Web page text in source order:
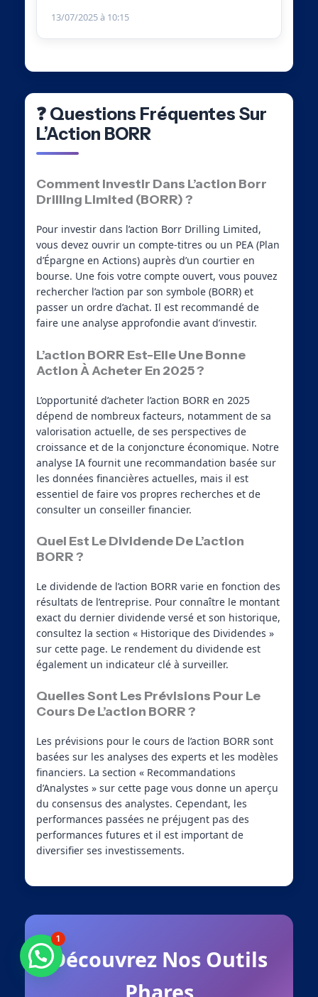
13/07/2025 à 10:15
❓ Questions Fréquentes Sur
L’Action BORR
Comment Investir Dans L’action Borr
Drilling Limited (BORR) ?
Pour investir dans l’action Borr Drilling Limited,
vous devez ouvrir un compte-titres ou un PEA (Plan
d’Épargne en Actions) auprès d’un courtier en
bourse. Une fois votre compte ouvert, vous pouvez
rechercher l’action par son symbole (BORR) et
passer un ordre d’achat. Il est recommandé de
faire une analyse approfondie avant d’investir.
L’action BORR Est-Elle Une Bonne
Action À Acheter En 2025 ?
L’opportunité d’acheter l’action BORR en 2025
dépend de nombreux facteurs, notamment de sa
valorisation actuelle, de ses perspectives de
croissance et de la conjoncture économique. Notre
analyse IA fournit une recommandation basée sur
les données financières actuelles, mais il est
essentiel de faire vos propres recherches et de
consulter un conseiller financier.
Quel Est Le Dividende De L’action
BORR ?
Le dividende de l’action BORR varie en fonction des
résultats de l’entreprise. Pour connaître le montant
exact du dernier dividende versé et son historique,
consultez la section « Historique des Dividendes »
sur cette page. Le rendement du dividende est
également un indicateur clé à surveiller.
Quelles Sont Les Prévisions Pour Le
Cours De L’action BORR ?
Les prévisions pour le cours de l’action BORR sont
basées sur les analyses des experts et les modèles
financiers. La section « Recommandations
d’Analystes » sur cette page vous donne un aperçu
du consensus des analystes. Cependant, les
performances passées ne préjugent pas des
performances futures et il est important de
diversifier ses investissements.
Découvrez Nos Outils
Phares
Besoin d'aide ?
1